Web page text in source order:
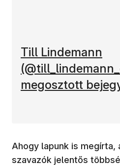
(új ablakban nyílik
Till Lindemann
megosztott
Ahogy lapunk is megírta,
szavazók jelentős